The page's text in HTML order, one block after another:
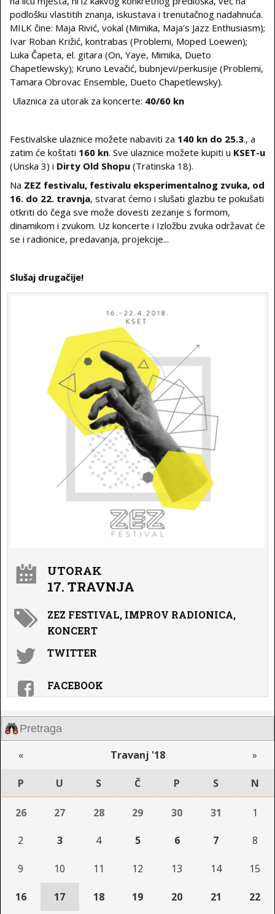
podlošku vlastitih znanja, iskustava i trenutačnog nadahnuća.
MILK čine: Maja Rivić, vokal (Mimika, Maja's Jazz Enthusiasm);
Ivar Roban Križić, kontrabas (Problemi, Moped Loewen);
Luka Čapeta, el. gitara (On, Yaye, Mimika, Dueto
Chapetlewsky); Kruno Levačić, bubnjevi/perkusije (Problemi,
Tamara Obrovac Ensemble, Dueto Chapetlewsky).
Ulaznica za utorak za koncerte: 40/60 kn
Festivalske ulaznice možete nabaviti za 140 kn do 25.3., a
zatim će koštati 160 kn. Sve ulaznice možete kupiti u KSET-u
(Unska 3) i Dirty Old Shopu (Tratinska 18).
Na ZEZ festivalu, festivalu eksperimentalnog zvuka, od
16. do 22. travnja, stvarat ćemo i slušati glazbu te pokušati
otkriti do čega sve može dovesti zezanje s formom,
dinamikom i zvukom. Uz koncerte i Izložbu zvuka održavat će
se i radionice, predavanja, projekcije...
Slušaj drugačije!
UTORAK
17. TRAVNJA
ZEZ FESTIVAL, IMPROV RADIONICA,
KONCERT
TWITTER
FACEBOOK
« Travanj '18 »
P U S Č P S N
26 27 28 29 30 31 1
2 3 4 5 6 7 8
9 10 11 12 13 14 15
16 17 18 19 20 21 22